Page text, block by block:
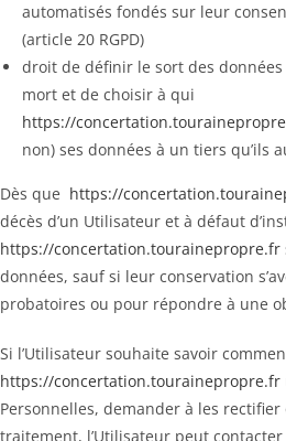
automatisés fondés sur leur
(article 20 RGPD)
droit de définir le sort des
mort et de choisir à qui
https://
non) ses données à un tiers qu’ils
Dès que https://
décès d’un Utilisateur et à défaut
https://concertation.tourainepropre.fr
données, sauf si leur conservation
probatoires ou pour répondre à une
Si l’Utilisateur souhaite savoir
https://concertation.tourainepropre.fr
Personnelles, demander à les rectifier
traitement, l’Utilisateur peut contacter